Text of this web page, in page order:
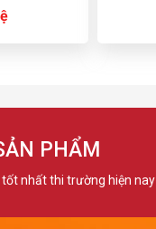
PHẨM
tốt nhất thi trường hiện nay